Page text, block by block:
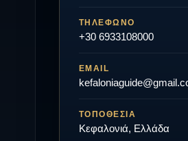
ΤΗΛΈΦΩΝΟ
+30 6933108000
EMAIL
ΤΟΠΟΘΕΣΊΑ
Κεφαλονιά, Ελλάδα